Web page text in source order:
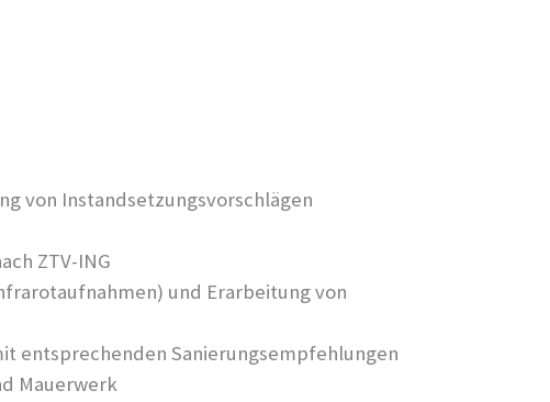
von Instandsetzungsvorschlägen
ZTV-ING
und Erarbeitung von
entsprechenden Sanierungsempfehlungen
Mauerwerk